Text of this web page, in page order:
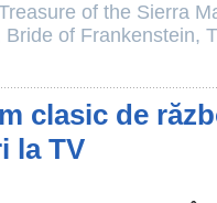
of the Sierra
Bride of Frankenstein,
clasic de
la TV